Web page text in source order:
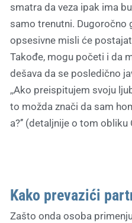
smatra da veza ipak ima
samo trenutni. Dugoročno
opsesivne misli će
Takođe, mogu početi i da
dešava da se posledično
,,Ako preispitujem svoju
to možda znači da sam
a?’’ (detaljnije o tom obliku
Kako prevazići
Zašto onda osoba